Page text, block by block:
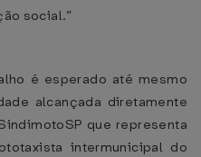
social.”
é esperado até mesmo
alcançada diretamente
que representa
intermunicipal do